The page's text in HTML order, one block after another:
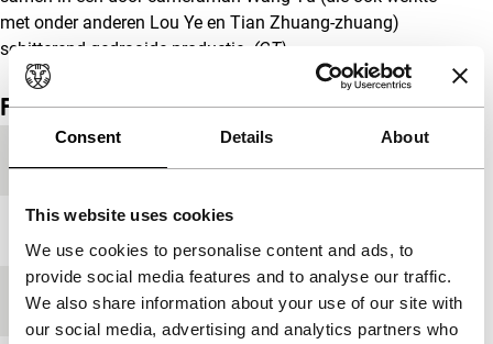
Consent Details About
This website uses cookies
We use cookies to personalise content and ads, to
provide social media features and to analyse our traffic.
We also share information about your use of our site with
our social media, advertising and analytics partners who
met onder anderen Lou Ye en Tian Zhuang-zhuang)
schitterend gedraaide productie. (GT)
Film details
Festivaleditie IFFR 2007